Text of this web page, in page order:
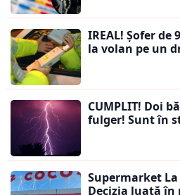
IREAL! Șofer de
la volan pe un
CUMPLIT! Doi
fulger! Sunt în
Supermarket La
Decizia luată în